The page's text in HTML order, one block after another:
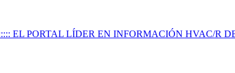
EL PORTAL LÍDER EN INFORMACIÓN HVAC/R